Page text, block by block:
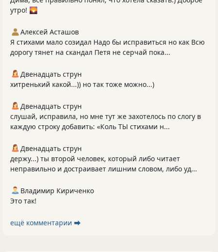
утро! 🌄
Алексей Асташов
Я стихами мало созидал Надо бы исправиться но как Всю
дорогу тянет на скандал Петя не серчай пока...
Двенадцать струн
хитренький какой...)) но так тоже можно...)
Двенадцать струн
слушай, исправила, но мне тут же захотелось по слогу в
каждую строку добавить: «Коль ТЫ стихами н...
Двенадцать струн
держу...) ты второй человек, который либо читает
неправильно и достраивает лишним словом, либо уд...
Владимир Кириченко
Это так!
ещё комментарии ⮕